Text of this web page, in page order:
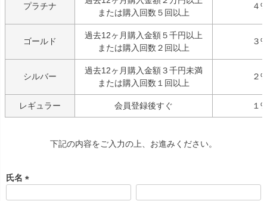
プラチナ
または購入回数５回以上
４%
ゴールド
過去12ヶ月購入金額５千円以上
または購入回数２回以上
３%
シルバー
過去12ヶ月購入金額３千円未満
または購入回数１回以上
２%
レギュラー 会員登録後すぐ １%
下記の内容をご入力の上、お進みください。
氏名